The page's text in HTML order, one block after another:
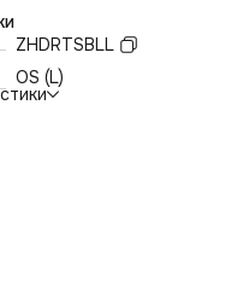
и носить как тунику.
силуэт, свободный крой.
деним.
ZHDRTSBLL
OS (L)